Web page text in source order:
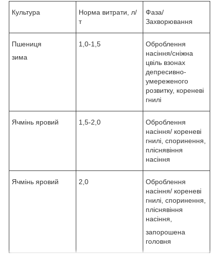
Культура
Норма витрати, л/
т
Фаза/
Захворювання
Пшениця
зима
1,0-1,5
Оброблення
насіння/сніжна
цвіль взонах
депресивно-
умереженого
розвитку, кореневі
гнилі
Ячмінь яровий 1,5-2,0
Оброблення
насіння/ кореневі
гнилі, споринення,
пліснявіння
насіння
Ячмінь яровий 2,0
Оброблення
насіння/ кореневі
гнилі, споринення,
пліснявіння
насіння,
запорошена
головня